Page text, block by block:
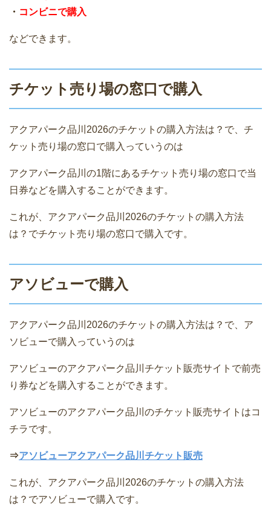
・ コンビニで購入
などできます。
チケット売り場の窓口で購入
アクアパーク品川2026のチケットの購入方法は？で、チ
ケット売り場の窓口で購入っていうのは
アクアパーク品川の1階にあるチケット売り場の窓口で当
日券などを購入することができます。
これが、アクアパーク品川2026のチケットの購入方法
は？でチケット売り場の窓口で購入です。
アソビューで購入
アクアパーク品川2026のチケットの購入方法は？で、ア
ソビューで購入っていうのは
アソビューのアクアパーク品川チケット販売サイトで前売
り券などを購入することができます。
アソビューのアクアパーク品川のチケット販売サイトはコ
チラです。
⇒アソビューアクアパーク品川チケット販売
これが、アクアパーク品川2026のチケットの購入方法
は？でアソビューで購入です。